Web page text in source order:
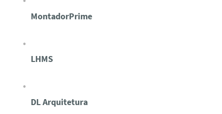
MontadorPrime
LHMS
DL Arquitetura